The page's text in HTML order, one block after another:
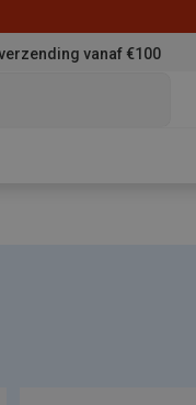
vanaf €100